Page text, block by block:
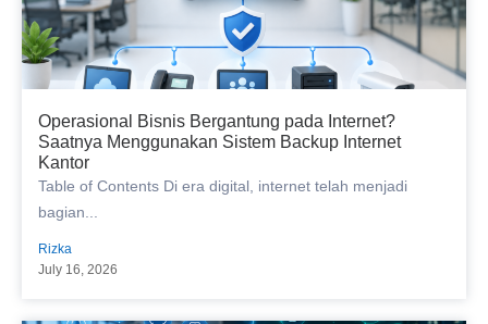
Operasional Bisnis Bergantung pada Internet?
Saatnya Menggunakan Sistem Backup Internet
Kantor
Table of Contents Di era digital, internet telah menjadi
bagian...
Rizka
July 16, 2026